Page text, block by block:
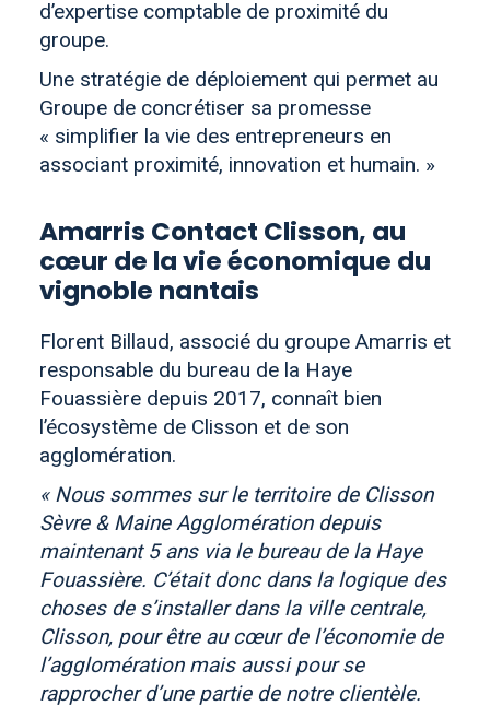
d’expertise comptable de proximité du
groupe.
Une stratégie de déploiement qui permet au
Groupe de concrétiser sa promesse
« simplifier la vie des entrepreneurs en
associant proximité, innovation et humain. »
Amarris Contact Clisson, au
cœur de la vie économique du
vignoble nantais
Florent Billaud, associé du groupe Amarris et
responsable du bureau de la Haye
Fouassière depuis 2017, connaît bien
l’écosystème de Clisson et de son
agglomération.
« Nous sommes sur le territoire de Clisson
Sèvre & Maine Agglomération depuis
maintenant 5 ans via le bureau de la Haye
Fouassière. C’était donc dans la logique des
choses de s’installer dans la ville centrale,
Clisson, pour être au cœur de l’économie de
l’agglomération mais aussi pour se
rapprocher d’une partie de notre clientèle.